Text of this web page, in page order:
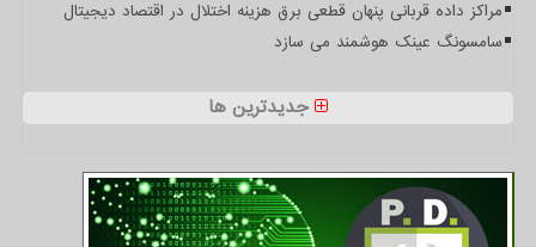
مراکز داده قربانی پنهان قطعی برق هزینه اختلال در اقتصاد دیجیتال
سامسونگ عینک هوشمند می سازد
جدیدترین ها